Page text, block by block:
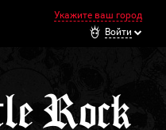
Укажите ваш город
Войти